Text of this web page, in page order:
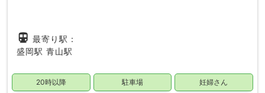
directions_subway 最寄り駅：
盛岡駅 青山駅
20時以降 駐車場 妊婦さん